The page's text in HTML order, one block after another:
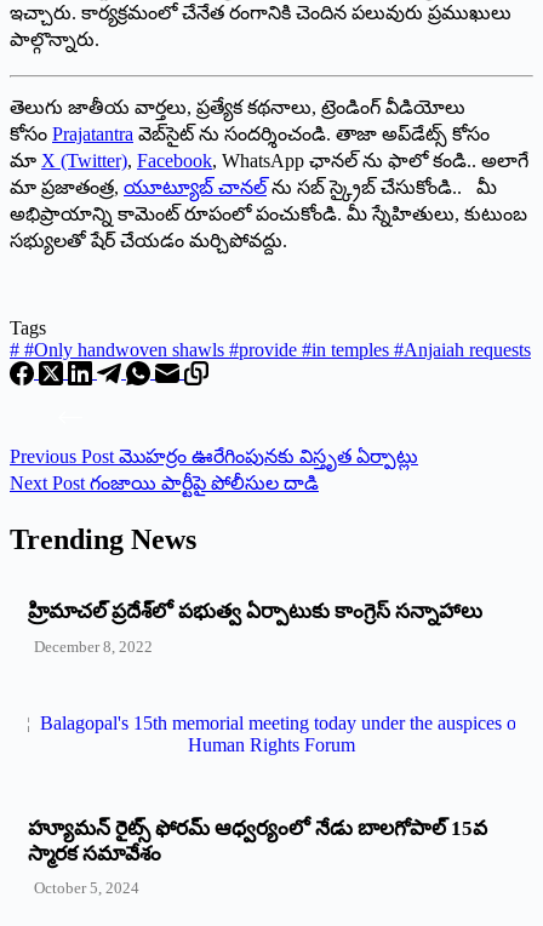
ఇచ్చారు. కార్యక్రమంలో చేనేత రంగానికి చెందిన పలువురు ప్రముఖులు
పాల్గొన్నారు.
తెలుగు జాతీయ వార్తలు, ప్రత్యేక కథనాలు, ట్రెండింగ్ వీడియోలు
కోసం Prajatantra వెబ్‌సైట్ ను సందర్శించండి. తాజా అప్‌డేట్స్ కోసం
మా X (Twitter), Facebook, WhatsApp ఛానల్ ను ఫాలో కండి.. అలాగే
మా ప్రజాతంత్ర, యూట్యూబ్ చానల్ ను సబ్ స్క్రైబ్ చేసుకోండి.. మీ
అభిప్రాయాన్ని కామెంట్ రూపంలో పంచుకోండి. మీ స్నేహితులు, కుటుంబ
సభ్యులతో షేర్ చేయడం మర్చిపోవద్దు.
Tags
# #Only handwoven shawls #provide #in temples #Anjaiah requests
Previous Post మొహర్రం ఊరేగింపునకు విస్తృత ఏర్పాట్లు
Next Post గంజాయి పార్టీపై పోలీసుల దాడి
Trending News
‌హ్రిమాచల్‌ ‌ప్రదేశ్‌లో పభుత్వ ఏర్పాటుకు కాంగ్రెస్‌ ‌సన్నాహాలు
December 8, 2022
హ్యూమన్‌ రైట్స్‌ ఫోరమ్‌ ఆధ్వర్యంలో నేడు బాలగోపాల్‌ 15వ
స్మారక సమావేశం
October 5, 2024